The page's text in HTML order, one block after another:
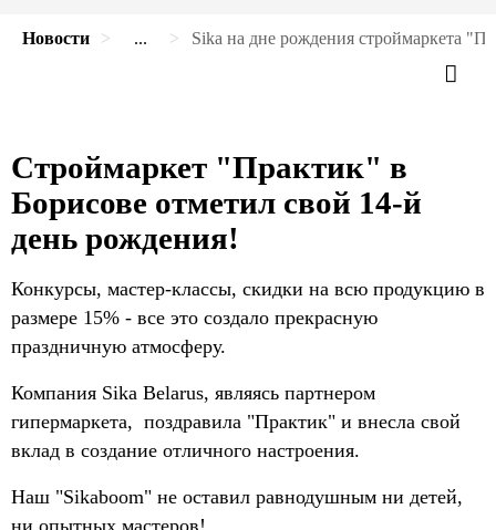
Новости ... Sika на дне рождения строймаркета
Строймаркет "Практик" в
Борисове отметил свой 14-й
день рождения!
Конкурсы, мастер-классы, скидки на всю продукцию в
размере 15% - все это создало прекрасную
праздничную атмосферу.
Компания Sika Belarus, являясь партнером
гипермаркета, поздравила "Практик" и внесла свой
вклад в создание отличного настроения.
Наш "Sikaboom" не оставил равнодушным ни детей,
ни опытных мастеров!